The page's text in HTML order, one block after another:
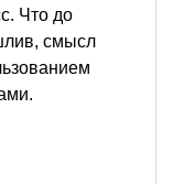
Что до
смысл